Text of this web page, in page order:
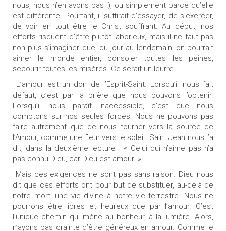
nous, nous n’en avons pas !), ou simplement parce qu’elle
est différente. Pourtant, il suffirait d’essayer, de s’exercer,
de voir en tout être le Christ souffrant. Au début, nos
efforts risquent d’être plutôt laborieux, mais il ne faut pas
non plus s’imaginer que, du jour au lendemain, on pourrait
aimer le monde entier, consoler toutes les peines,
secourir toutes les misères. Ce serait un leurre.
L’amour est un don de l’Esprit-Saint. Lorsqu’il nous fait
défaut, c’est par la prière que nous pouvons l’obtenir.
Lorsqu’il nous paraît inaccessible, c’est que nous
comptons sur nos seules forces. Nous ne pouvons pas
faire autrement que de nous tourner vers la source de
l’Amour, comme une fleur vers le soleil. Saint Jean nous l’a
dit, dans la deuxième lecture : « Celui qui n’aime pas n’a
pas connu Dieu, car Dieu est amour. »
Mais ces exigences ne sont pas sans raison. Dieu nous
dit que ces efforts ont pour but de substituer, au-delà de
notre mort, une vie divine à notre vie terrestre. Nous ne
pourrons être libres et heureux que par l’amour. C’est
l’unique chemin qui mène au bonheur, à la lumière. Alors,
n’ayons pas crainte d’être généreux en amour. Comme le